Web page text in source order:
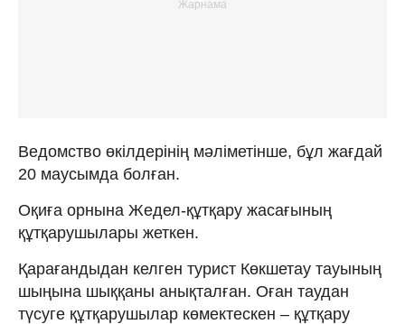
Ведомство өкілдерінің мәліметінше, бұл жағдай
20 маусымда болған.
Оқиға орнына Жедел-құтқару жасағының
құтқарушылары жеткен.
Қарағандыдан келген турист Көкшетау тауының
шыңына шыққаны анықталған. Оған таудан
түсуге құтқарушылар көмектескен – құтқару